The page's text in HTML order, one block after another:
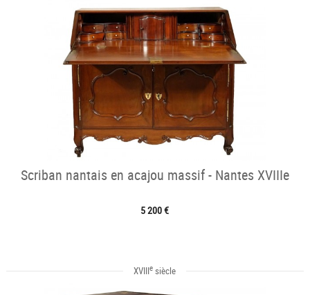
Scriban nantais en acajou massif - Nantes XVIIIe
5 200 €
XVIIIe siècle